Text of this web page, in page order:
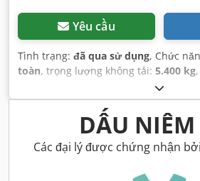
Yêu cầu
Tình trạng: đã qua sử dụng, Chức
toàn, trọng lượng không tải: 5.400 kg
2014
tổng chiều dài:5.550 mm, chiều cao
loại truyền động:Diesel Motor, chiều
DẤU
Các đại lý được chứng nhận